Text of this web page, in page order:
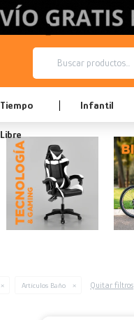
Tiempo
Libre
Infantil
Artículos Baño Quitar filtros